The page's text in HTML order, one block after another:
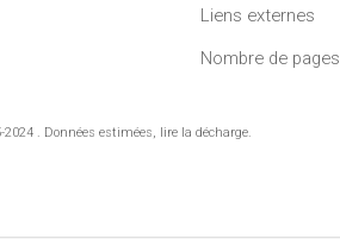
Liens externes
Nombre de pages
. Données estimées, lire la décharge.